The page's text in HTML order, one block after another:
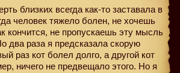
близких всегда как-то заставала в
человек тяжело болен, не хочешь
кончится, не пропускаешь эту мысль
два раза я предсказала скорую
раз кот болел долго, а другой кот
ничего не предвещало этого. Но я